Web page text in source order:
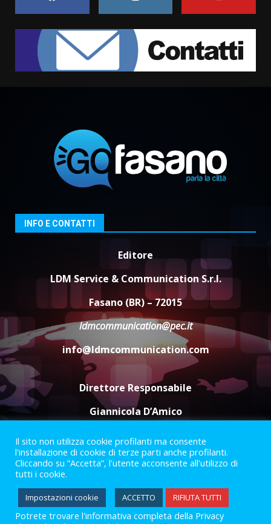
1
Rivoluzione”: nuovo
appuntamento con “Fasano in
Banda”
campionato di calcio”
7 Agosto 2026 06:00
3
Fasanese ferito a colpi di arma
6 Agosto 2026 18:13
Carta d’identità: continua il piano
di aperture straordinarie del
Comune di Fasano
6 Agosto 2026 14:16
Grazia Neglia, coordinatrice
cittadina di Fratelli d’Italia,
pronta a tornare in Consiglio
comunale
6 Agosto 2026 08:00
INFO E CONTATTI
Editore
LDM Service & Communication S.r.l.
Fasano (BR) – 72015
ldmcommunication@pec.it
info@ldmcommunication.com
Direttore Responsabile
Giannicola D’Amico
Termini e Condizioni
Privacy Policy
Informazioni Legali
Facebook
Instagram
Youtube
2023 © Gofasano|Powered byCreativestudio
Il sito non utilizza cookie profilanti ma consente
l'installazione di cookie di terze parti anche profilanti.
Cliccando su “Accetta”, l'utente acconsente all'utilizzo di
tutti i cookie.
Impostazioni cookie ACCETTO RIFIUTA TUTTI
Potrete trovare l'informativa completa della Privacy